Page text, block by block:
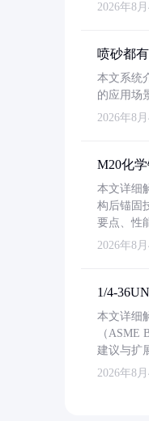
2026年8月
喷砂都
本文系统
的应用场
2026年8月
M20化
本文详细
构后锚固
要点、性
2026年8月
1/4-
本文详细
（ASME
建议与扩
2026年8月